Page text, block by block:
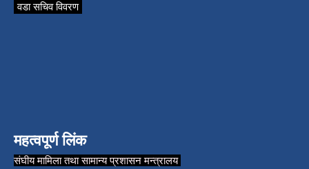
वडा सचिव विवरण
महत्वपूर्ण लिंक
संघीय मामिला तथा सामान्य प्रशासन मन्त्रालय